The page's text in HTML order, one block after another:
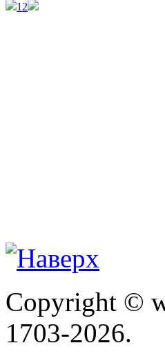
12
Copyright ©
1703-2026.